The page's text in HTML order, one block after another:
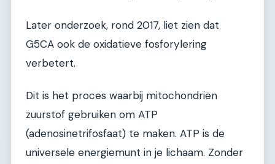
Later onderzoek, rond 2017, liet zien dat
G5CA ook de oxidatieve fosforylering
verbetert.
Dit is het proces waarbij mitochondriën
zuurstof gebruiken om ATP
(adenosinetrifosfaat) te maken. ATP is de
universele energiemunt in je lichaam. Zonder